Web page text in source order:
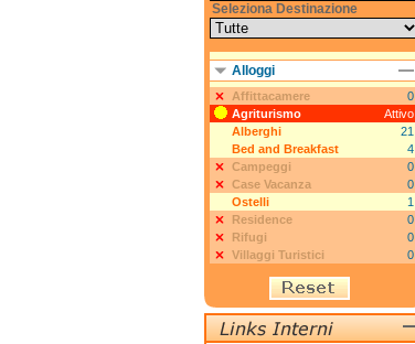
Seleziona Destinazione
Alloggi
Affittacamere
0
Agriturismo
Attivo
Alberghi
21
Bed and Breakfast
4
Campeggi
0
Case Vacanza
0
Ostelli
1
Residence
0
Rifugi
0
Villaggi Turistici
0